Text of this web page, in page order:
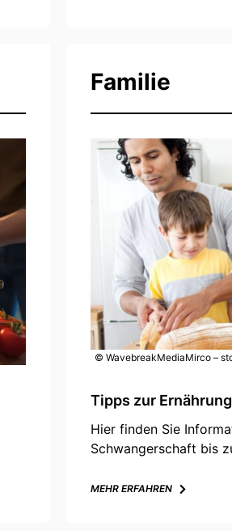
© WavebreakMediaMirco –
Familie
Tipps zur
Hier finden Sie
Schwangerschaft bis
MEHR ERFAHREN